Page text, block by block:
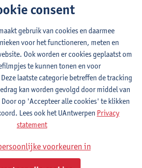
consent
gebruik van cookies en daarmee
voor het functioneren, meten en
Ook worden er cookies geplaatst om
te kunnen tonen en voor
laatste categorie betreffen de tracking
kan worden gevolgd door middel van
op 'Accepteer alle cookies' te klikken
Lees ook het UAntwerpen Privacy
statement
voorkeuren in